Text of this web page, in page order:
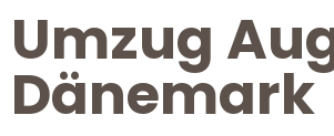
Umzug
Dänemark